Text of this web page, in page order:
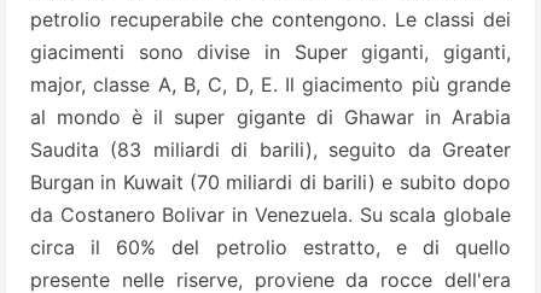
petrolio recuperabile che contengono. Le classi dei
giacimenti sono divise in Super giganti, giganti,
major, classe A, B, C, D, E. Il giacimento più grande
al mondo è il super gigante di Ghawar in Arabia
Saudita (83 miliardi di barili), seguito da Greater
Burgan in Kuwait (70 miliardi di barili) e subito dopo
da Costanero Bolivar in Venezuela. Su scala globale
circa il 60% del petrolio estratto, e di quello
presente nelle riserve, proviene da rocce dell'era